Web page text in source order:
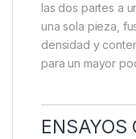
las dos partes a
una sola pieza,
densidad y
para un mayor
ENSAYOS